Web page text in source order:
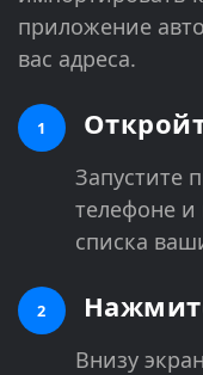
приложение
вас адреса.
1
Запустите
телефоне и
списка
2
Внизу